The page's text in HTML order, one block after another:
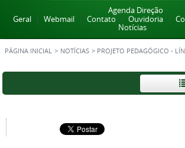
Agenda Direção
Geral
Webmail Contato Ouvidoria
Notícias
PÁGINA INICIAL > NOTÍCIAS > PROJETO PEDAGÓGICO -